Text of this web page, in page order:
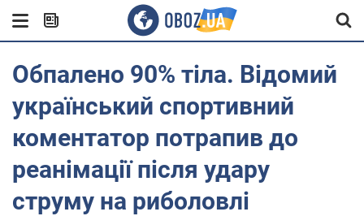
Обпалено 90% тіла. Відомий
український спортивний
коментатор потрапив до
реанімації після удару
струму на риболовлі